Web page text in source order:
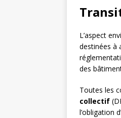
L’aspect
destinées à
des
Toutes les
collectif
l’obligation